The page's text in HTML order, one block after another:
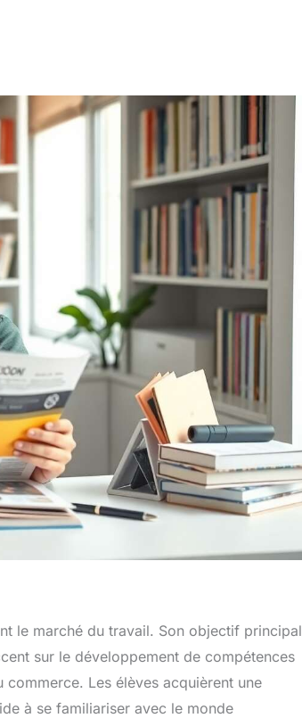
le marché du travail. Son objectif principal
sur le développement de compétences
Les élèves acquièrent une
à se familiariser avec le monde